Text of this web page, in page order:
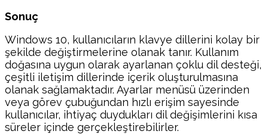
Sonuç
Windows 10, kullanıcıların klavye dillerini kolay bir
şekilde değiştirmelerine olanak tanır. Kullanım
doğasına uygun olarak ayarlanan çoklu dil desteği,
çeşitli iletişim dillerinde içerik oluşturulmasına
olanak sağlamaktadır. Ayarlar menüsü üzerinden
veya görev çubuğundan hızlı erişim sayesinde
kullanıcılar, ihtiyaç duydukları dil değişimlerini kısa
süreler içinde gerçekleştirebilirler.